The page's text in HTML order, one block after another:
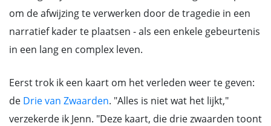
om de afwijzing te verwerken door de tragedie in een
narratief kader te plaatsen - als een enkele gebeurtenis
in een lang en complex leven.
Eerst trok ik een kaart om het verleden weer te geven:
de Drie van Zwaarden. "Alles is niet wat het lijkt,"
verzekerde ik Jenn. "Deze kaart, die drie zwaarden toont